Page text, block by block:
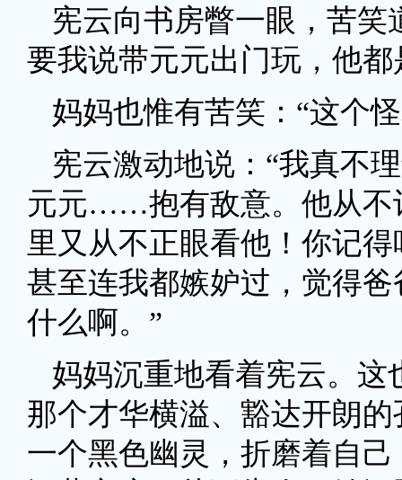
宪云向书房瞥一眼，苦笑
要我说带元元出门玩，他都
妈妈也惟有苦笑：“这个
宪云激动地说：“我真不
元元……抱有敌意。他从不
里又从不正眼看他！你记
甚至连我都嫉妒过，觉得
什么啊。”
妈妈沉重地看着宪云。这
那个才华横溢、豁达开朗
一个黑色幽灵，折磨着自